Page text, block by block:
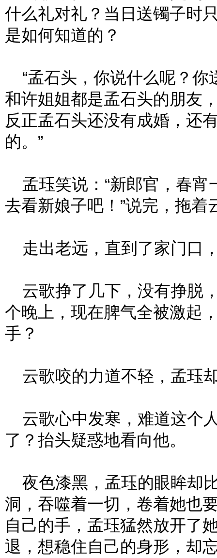
什么礼对礼？当日送镯子时
是如何知道的？
“孟石头，你说什么呢？你
和许姐姐都是孟石头的朋友
反正孟石头还没有成婚，还
的。”
孟珏笑说：“新郎官，春宵
去看新娘子吧！”说完，拖着
走出老远，直到了家门口
云歌挣了几下，没有挣脱
个晚上，现在脾气全被激起
手？
云歌咬的力道不轻，孟珏
云歌心中发寒，难道这个
了？抬头疑惑地看向他。
夜色漆黑，孟珏的眼眸却
洞，吞噬着一切，卷着她也
自己的手，孟珏猛然放开了
退，想稳住自己的身形，却